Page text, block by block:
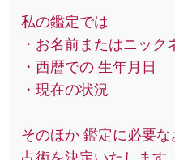
私の鑑定では
・お名前またはニック
・西暦での 生年月日
・現在の状況
そのほか 鑑定に必要